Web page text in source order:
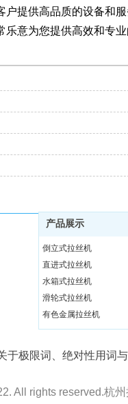
提供高品质的设备和
意为您提供高效和专业
产品展示
倒立式拉丝机
直进式拉丝机
水箱式拉丝机
滑轮式拉丝机
有色金属拉丝机
调直切断机
拉丝机辅助设备
于极限词、绝对性用词
All rights reserved.杭